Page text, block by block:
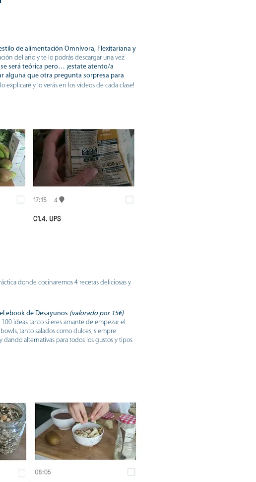
de alimentación Omnívora, Flexitariana y
del año y te lo podrás descargar una vez
será teórica pero… ¡estate atento/a
alguna que otra pregunta sorpresa para
explicaré y lo verás en los vídeos de cada clase!
donde cocinaremos 4 recetas deliciosas y
ebook de Desayunos (valorado por 15€)
ideas tanto si eres amante de empezar el
tanto salados como dulces, siempre
dando alternativas para todos los gustos y tipos